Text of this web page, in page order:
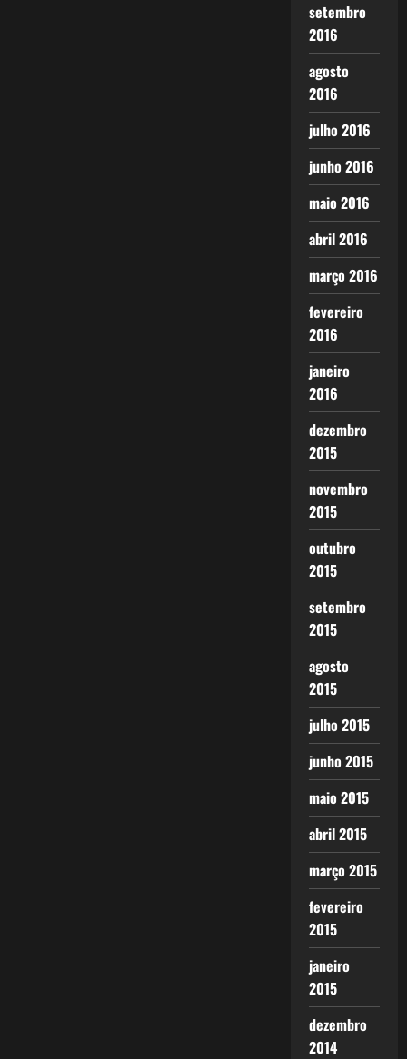
setembro
2016
agosto
2016
julho 2016
junho 2016
maio 2016
abril 2016
março 2016
fevereiro
2016
janeiro
2016
dezembro
2015
novembro
2015
outubro
2015
setembro
2015
agosto
2015
julho 2015
junho 2015
maio 2015
abril 2015
março 2015
fevereiro
2015
janeiro
2015
dezembro
2014